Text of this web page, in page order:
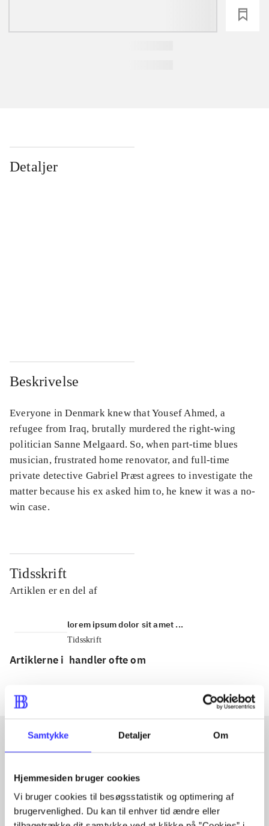
Samtykke Detaljer Om
Hjemmesiden bruger cookies
Vi bruger cookies til besøgsstatistik og optimering af
brugervenlighed. Du kan til enhver tid ændre eller
Detaljer
Beskrivelse
Everyone in Denmark knew that Yousef Ahmed, a
refugee from Iraq, brutally murdered the right-wing
politician Sanne Melgaard. So, when part-time blues
musician, frustrated home renovator, and full-time
private detective Gabriel Præst agrees to investigate the
matter because his ex asked him to, he knew it was a no-
win case.
Tidsskrift
Artiklen er en del af
lorem ipsum dolor sit amet ...
Tidsskrift
Artiklerne i handler ofte om
Fra